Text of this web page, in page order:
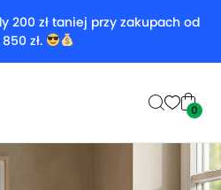
200 zł taniej przy zakupach od
zł.
0